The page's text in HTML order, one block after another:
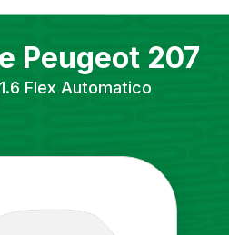
Peugeot 207
Flex Automatico